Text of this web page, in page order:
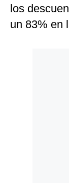
los
un 83% en